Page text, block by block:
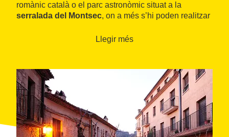
romànic català o el parc astronòmic situat a la
serralada del Montsec, on a més s’hi poden realitzar
Llegir més